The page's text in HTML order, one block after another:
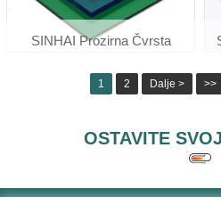
SINHAI Prozirna Čvrsta
Polikarbonatna Ploča Otporna
1 2 Dalje > >>
OSTAVITE